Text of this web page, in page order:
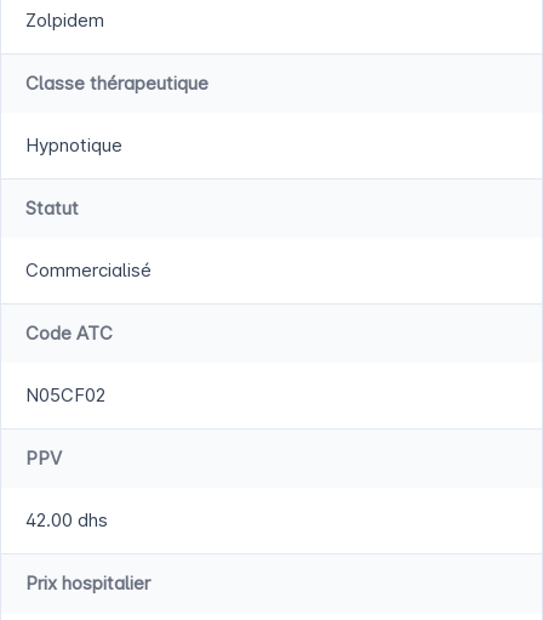
Zolpidem
Classe thérapeutique
Hypnotique
Statut
Commercialisé
Code ATC
N05CF02
PPV
42.00 dhs
Prix hospitalier